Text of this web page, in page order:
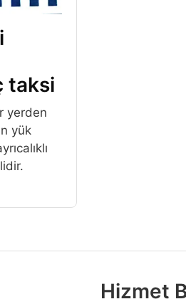
taksi
yerden
yük
Hizmet